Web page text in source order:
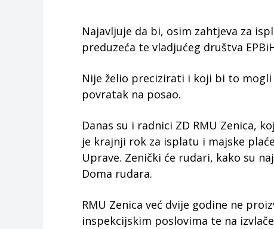
Najavljuje da bi, osim zahtjeva za
preduzeća te vladjućeg društva
Nije želio precizirati i koji bi to
povratak na posao.
Danas su i radnici ZD RMU Zenica,
je krajnji rok za isplatu i majske
Uprave. Zenički će rudari, kako su
Doma rudara.
RMU Zenica već dvije godine ne
inspekcijskim poslovima te na